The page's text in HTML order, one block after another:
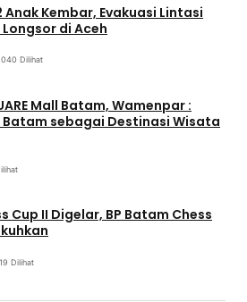
Anak Kembar, Evakuasi Lintasi
di Aceh
Dilihat
Mall Batam, Wamenpar :
Batam sebagai Destinasi Wisata
Cup II Digelar, BP Batam Chess
Dilihat